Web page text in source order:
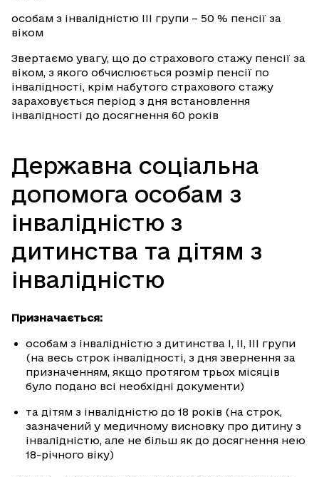
особам з інвалідністю III групи – 50 % пенсії за
віком
Звертаємо увагу, що до страхового стажу пенсії за
віком, з якого обчислюється розмір пенсії по
інвалідності, крім набутого страхового стажу
зараховується період з дня встановлення
інвалідності до досягнення 60 років
Державна соціальна
допомога особам з
інвалідністю з
дитинства та дітям з
інвалідністю
Призначається:
особам з інвалідністю з дитинства І, ІІ, ІІІ групи
(на весь строк інвалідності, з дня звернення за
призначенням, якщо протягом трьох місяців
було подано всі необхідні документи)
та дітям з інвалідністю до 18 років (на строк,
зазначений у медичному висновку про дитину з
інвалідністю, але не більш як до досягнення нею
18-річного віку)